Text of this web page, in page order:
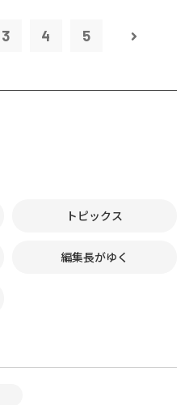
3 4 5
トピックス
編集長がゆく